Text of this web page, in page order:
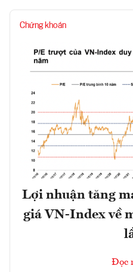
Chứng khoán
Lợi nhuận tăng
giá VN-Index về
Đọc